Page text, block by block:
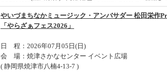
やいづまちなかミュージック・アンバサダー 松田栄作
「やらざぁフェス2026」
日 程：2026年07月05日(日)
会 場：焼津さかなセンター イベント広場
( 静岡県焼津市八楠4-13-7 )